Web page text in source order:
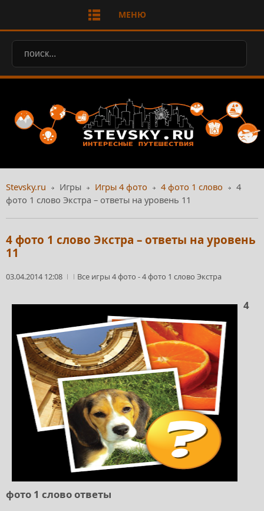
МЕНЮ
Stevsky.ru Игры Игры 4 фото 4 фото 1 слово
4
фото 1 слово Экстра – ответы на уровень 11
4 фото 1 слово Экстра – ответы на уровень
11
03.04.2014 12:08 Все игры 4 фото -4 фото 1 слово Экстра
4
фото 1 слово ответы